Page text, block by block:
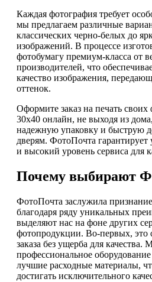
Каждая фотография требует
мы предлагаем различные
классических черно-белых до
изображений. В процессе
фотобумагу премиум-класса от
производителей, что
качество изображения,
оттенок.
Оформите заказ на печать
30х40 онлайн, не выходя из
надежную упаковку и быструю
дверям. ФотоПочта гарантирует
и высокий уровень сервиса для
Почему выбирают
ФотоПочта заслужила
благодаря ряду уникальных
выделяют нас на фоне других
фотопродукции. Во-первых, это
заказа без ущерба для качества.
профессиональное
лучшие расходные материалы,
достигать исключительного